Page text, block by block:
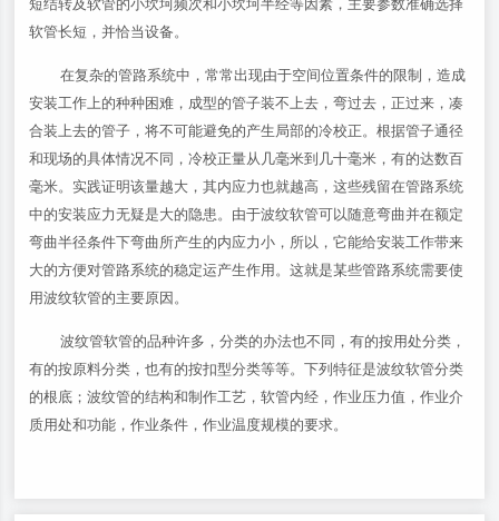
短结转及软管的小坎坷频次和小坎坷半经等因素，主要参数准确选择
软管长短，并恰当设备。
在复杂的管路系统中，常常出现由于空间位置条件的限制，造成
安装工作上的种种困难，成型的管子装不上去，弯过去，正过来，凑
合装上去的管子，将不可能避免的产生局部的冷校正。根据管子通径
和现场的具体情况不同，冷校正量从几毫米到几十毫米，有的达数百
毫米。实践证明该量越大，其内应力也就越高，这些残留在管路系统
中的安装应力无疑是大的隐患。由于波纹软管可以随意弯曲并在额定
弯曲半径条件下弯曲所产生的内应力小，所以，它能给安装工作带来
大的方便对管路系统的稳定运产生作用。这就是某些管路系统需要使
用波纹软管的主要原因。
波纹管软管的品种许多，分类的办法也不同，有的按用处分类，
有的按原料分类，也有的按扣型分类等等。下列特征是波纹软管分类
的根底；波纹管的结构和制作工艺，软管内经，作业压力值，作业介
质用处和功能，作业条件，作业温度规模的要求。